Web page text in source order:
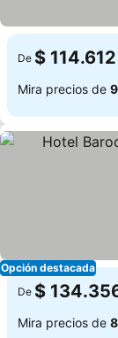
De $ 114.612
Mira precios de
Opción destacada
De $
Mira precios de